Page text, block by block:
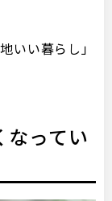
いい暮らし」
なってい